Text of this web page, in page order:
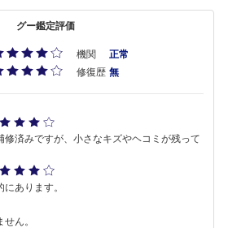
グー鑑定評価
機関
正常
修復歴 無
修済みですが、小さなキズやヘコミが残って
あります。
ん。